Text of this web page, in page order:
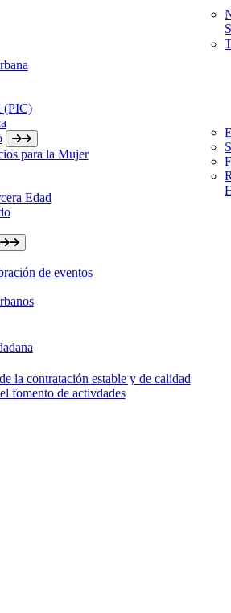
(PIC)
para la Mujer
Edad
de eventos
la contratación estable y de calidad
fomento de activdades